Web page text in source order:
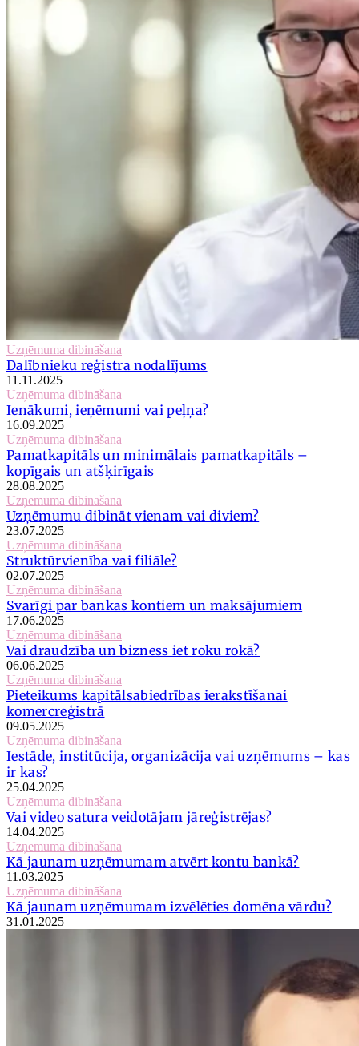
Uzņēmuma dibināšana
Dalībnieku reģistra nodalījums
11.11.2025
Uzņēmuma dibināšana
Ienākumi, ieņēmumi vai peļņa?
16.09.2025
Uzņēmuma dibināšana
Pamatkapitāls un minimālais pamatkapitāls –
kopīgais un atšķirīgais
28.08.2025
Uzņēmuma dibināšana
Uzņēmumu dibināt vienam vai diviem?
23.07.2025
Uzņēmuma dibināšana
Struktūrvienība vai filiāle?
02.07.2025
Uzņēmuma dibināšana
Svarīgi par bankas kontiem un maksājumiem
17.06.2025
Uzņēmuma dibināšana
Vai draudzība un bizness iet roku rokā?
06.06.2025
Uzņēmuma dibināšana
Pieteikums kapitālsabiedrības ierakstīšanai
komercreģistrā
09.05.2025
Uzņēmuma dibināšana
Iestāde, institūcija, organizācija vai uzņēmums – kas
ir kas?
25.04.2025
Uzņēmuma dibināšana
Vai video satura veidotājam jāreģistrējas?
14.04.2025
Uzņēmuma dibināšana
Kā jaunam uzņēmumam atvērt kontu bankā?
11.03.2025
Uzņēmuma dibināšana
Kā jaunam uzņēmumam izvēlēties domēna vārdu?
31.01.2025